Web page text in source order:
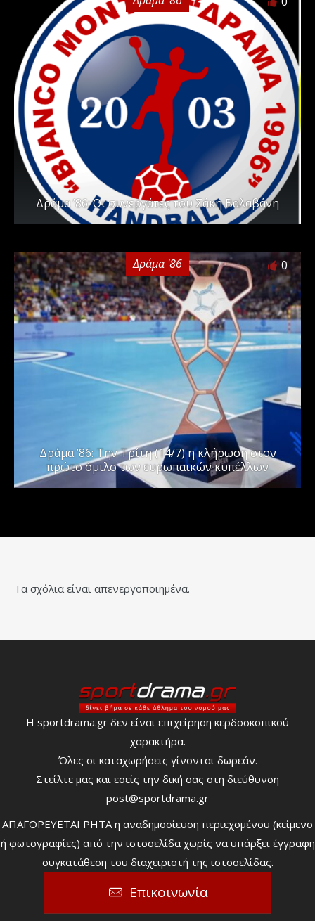
Δράμα ’86: Οι συνεργάτες του Σάκη Βαλαβάνη
Δράμα '86 0
Δράμα ’86: Την Τρίτη (14/7) η κλήρωση στον
πρώτο όμιλο των ευρωπαϊκών κυπέλλων
Τα σχόλια είναι απενεργοποιημένα.
Η sportdrama.gr δεν είναι επιχείρηση κερδοσκοπικού
χαρακτήρα.
Όλες οι καταχωρήσεις γίνονται δωρεάν.
Στείλτε μας και εσείς την δική σας στη διεύθυνση
post@sportdrama.gr
ΑΠΑΓΟΡΕΥΕΤΑΙ ΡΗΤΑ η αναδημοσίευση περιεχομένου (κείμενο
ή φωτογραφίες) από την ιστοσελίδα χωρίς να υπάρξει έγγραφη
συγκατάθεση του διαχειριστή της ιστοσελίδας.
Επικοινωνία